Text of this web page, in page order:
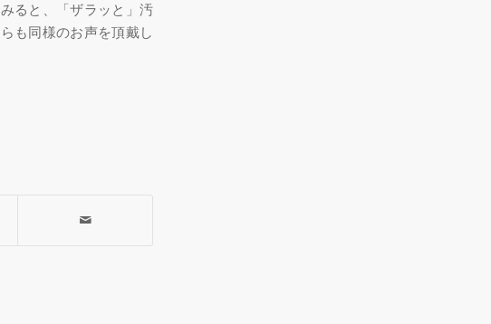
ると、「ザラッと」汚
も同様のお声を頂戴し